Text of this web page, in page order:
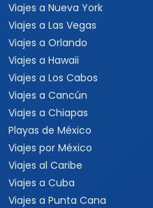
Viajes a Nueva York
Viajes a Las Vegas
Viajes a Orlando
Viajes a Hawaii
Viajes a Los Cabos
Viajes a Cancún
Viajes a Chiapas
Playas de México
Viajes por México
Viajes al Caribe
Viajes a Cuba
Viajes a Punta Cana